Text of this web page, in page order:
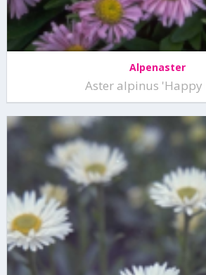
Alpenaster
Aster alpinus 'Happy